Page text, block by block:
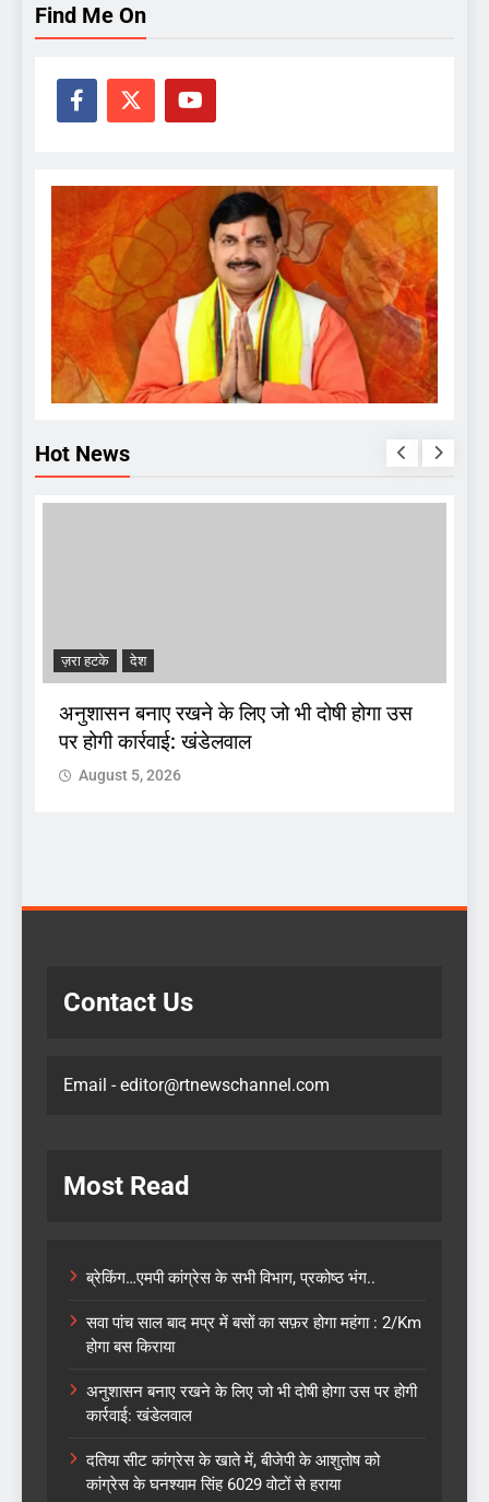
Find Me On
Hot News
ज़रा हटके देश
अनुशासन बनाए रखने के लिए जो भी दोषी होगा उस
पर होगी कार्रवाई: खंडेलवाल
August 5, 2026
Contact Us
Email - editor@rtnewschannel.com
Most Read
ब्रेकिंग…एमपी कांग्रेस के सभी विभाग, प्रकोष्ठ भंग..
सवा पांच साल बाद मप्र में बसों का सफ़र होगा महंगा : 2/Km
होगा बस किराया
अनुशासन बनाए रखने के लिए जो भी दोषी होगा उस पर होगी
कार्रवाई: खंडेलवाल
दतिया सीट कांग्रेस के खाते में, बीजेपी के आशुतोष को
कांग्रेस के घनश्याम सिंह 6029 वोटों से हराया